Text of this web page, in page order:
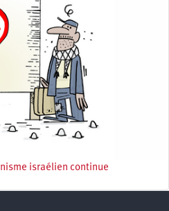
israélien continue